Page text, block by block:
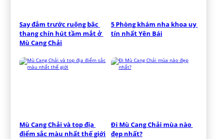
Say đắm trước ruộng bậc
thang chín hút tầm mắt ở
Mù Cang Chải
5 Phòng khám nha khoa uy
tín nhất Yên Bái
Mù Cang Chải và top địa
điểm sắc màu nhất thế giới
Đi Mù Cang Chải mùa nào
đẹp nhất?